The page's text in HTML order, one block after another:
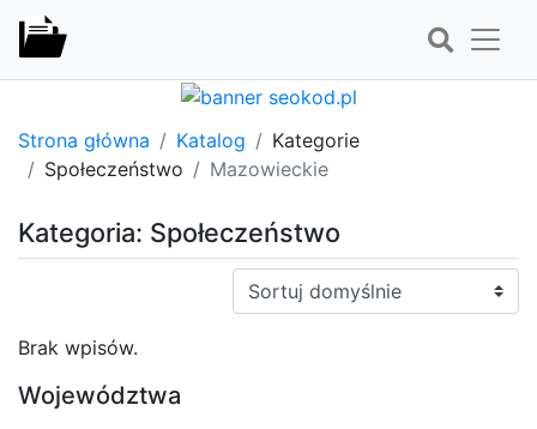
Strona główna Katalog
Kategorie
Społeczeństwo
Mazowieckie
Kategoria: Społeczeństwo
Sortuj:
Brak wpisów.
Województwa